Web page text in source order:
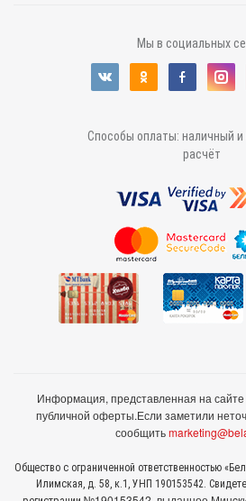
Мы в социальных
Способы оплаты: наличный и
расчёт
Информация, представленная на сайте
публичной оферты.Если заметили
сообщить
Общество с ограниченной ответственностью
Илимская, д. 58, к.1, УНП 190153542.